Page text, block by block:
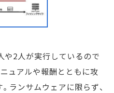
や2人が実行しているので
ュアルや報酬とともに攻
ランサムウェアに限らず、